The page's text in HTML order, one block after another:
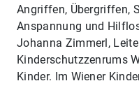
Angriffen, Übergriffen,
Anspannung und
Johanna Zimmerl,
Kinderschutzzenrums
Kinder. Im Wiener